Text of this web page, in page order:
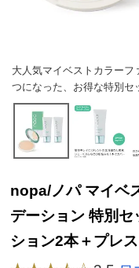
大人気マイベストカラー
つになった、お得な特別セ
nopa/ノパ マイベ
デーション 特別
ション2本＋プレス